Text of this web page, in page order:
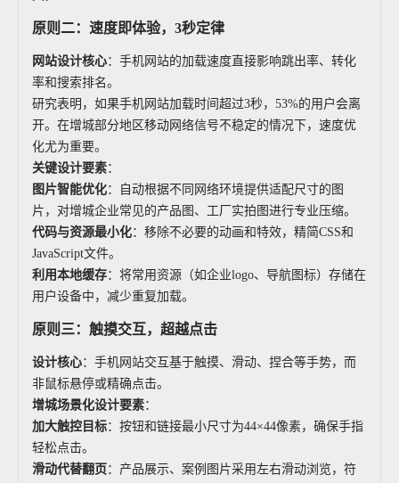
原则二：速度即体验，3秒定律
网站设计核心：手机网站的加载速度直接影响跳出率、转化
率和搜索排名。
研究表明，如果手机网站加载时间超过3秒，53%的用户会离
开。在增城部分地区移动网络信号不稳定的情况下，速度优
化尤为重要。
关键设计要素：
图片智能优化：自动根据不同网络环境提供适配尺寸的图
片，对增城企业常见的产品图、工厂实拍图进行专业压缩。
代码与资源最小化：移除不必要的动画和特效，精简CSS和
JavaScript文件。
利用本地缓存：将常用资源（如企业logo、导航图标）存储在
用户设备中，减少重复加载。
原则三：触摸交互，超越点击
设计核心：手机网站交互基于触摸、滑动、捏合等手势，而
非鼠标悬停或精确点击。
增城场景化设计要素：
加大触控目标：按钮和链接最小尺寸为44×44像素，确保手指
轻松点击。
滑动代替翻页 ：产品展示、案例图片采用左右滑动浏览，符